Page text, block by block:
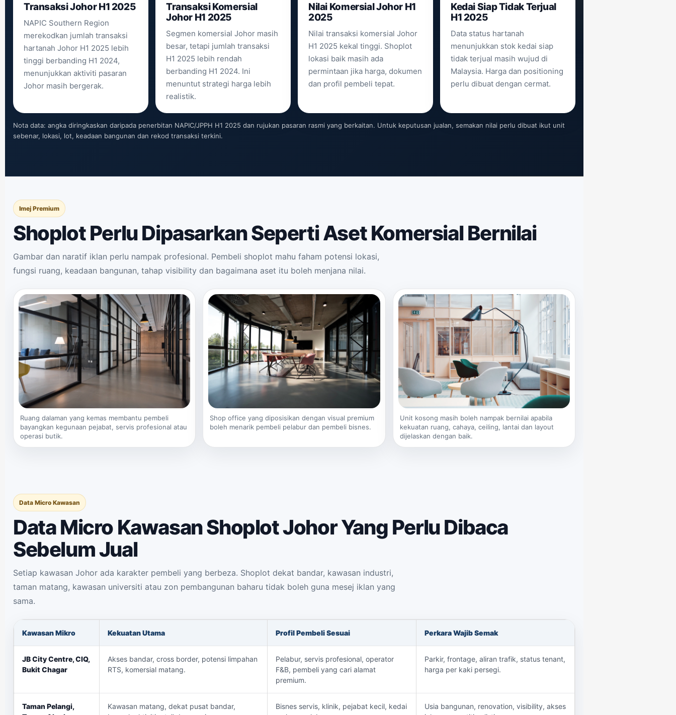
Transaksi Johor H1 2025
NAPIC Southern Region
merekodkan jumlah transaksi
hartanah Johor H1 2025 lebih
tinggi berbanding H1 2024,
menunjukkan aktiviti pasaran
Johor masih bergerak.
Transaksi Komersial
Johor H1 2025
Segmen komersial Johor masih
besar, tetapi jumlah transaksi
H1 2025 lebih rendah
berbanding H1 2024. Ini
menuntut strategi harga lebih
realistik.
Nilai Komersial Johor H1
2025
Nilai transaksi komersial Johor
H1 2025 kekal tinggi. Shoplot
lokasi baik masih ada
permintaan jika harga, dokumen
dan profil pembeli tepat.
Kedai Siap Tidak Terjual
H1 2025
Data status hartanah
menunjukkan stok kedai siap
tidak terjual masih wujud di
Malaysia. Harga dan positioning
perlu dibuat dengan cermat.
Nota data: angka diringkaskan daripada penerbitan NAPIC/JPPH H1 2025 dan rujukan pasaran rasmi yang berkaitan. Untuk keputusan jualan, semakan nilai perlu dibuat ikut unit
sebenar, lokasi, lot, keadaan bangunan dan rekod transaksi terkini.
Imej Premium
Shoplot Perlu Dipasarkan Seperti Aset Komersial Bernilai
Gambar dan naratif iklan perlu nampak profesional. Pembeli shoplot mahu faham potensi lokasi,
fungsi ruang, keadaan bangunan, tahap visibility dan bagaimana aset itu boleh menjana nilai.
Ruang dalaman yang kemas membantu pembeli
bayangkan kegunaan pejabat, servis profesional atau
operasi butik.
Shop office yang diposisikan dengan visual premium
boleh menarik pembeli pelabur dan pembeli bisnes.
Unit kosong masih boleh nampak bernilai apabila
kekuatan ruang, cahaya, ceiling, lantai dan layout
dijelaskan dengan baik.
Data Micro Kawasan
Data Micro Kawasan Shoplot Johor Yang Perlu Dibaca
Sebelum Jual
Setiap kawasan Johor ada karakter pembeli yang berbeza. Shoplot dekat bandar, kawasan industri,
taman matang, kawasan universiti atau zon pembangunan baharu tidak boleh guna mesej iklan yang
sama.
Kawasan Mikro Kekuatan Utama Profil Pembeli Sesuai Perkara Wajib Semak
JB City Centre, CIQ,
Bukit Chagar
Akses bandar, cross border, potensi limpahan
RTS, komersial matang.
Pelabur, servis profesional, operator
F&B, pembeli yang cari alamat
premium.
Parkir, frontage, aliran trafik, status tenant,
harga per kaki persegi.
Taman Pelangi,
Kawasan matang, dekat pusat bandar,
Bisnes servis, klinik, pejabat kecil, kedai
Usia bangunan, renovation, visibility, akses